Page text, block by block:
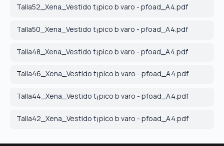
Talla52_Xena_Vestido t¡pico b varo - pfoad_A4.pdf
Talla50_Xena_Vestido t¡pico b varo - pfoad_A4.pdf
Talla48_Xena_Vestido t¡pico b varo - pfoad_A4.pdf
Talla46_Xena_Vestido t¡pico b varo - pfoad_A4.pdf
Talla44_Xena_Vestido t¡pico b varo - pfoad_A4.pdf
Talla42_Xena_Vestido t¡pico b varo - pfoad_A4.pdf